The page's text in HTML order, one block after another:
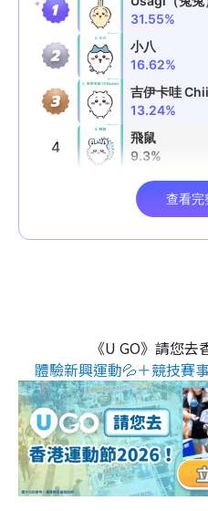
《U GO》請您去
體驗新興運動💦＋競技賽